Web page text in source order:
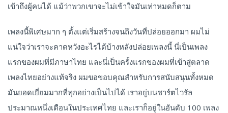
เข้าถึงผู้คนได้ แม้ว่าพวกเขาจะไม่เข้าใจมันเท่าหมดก็ตาม
เพลงนี้พิเศษมาก ๆ ตั้งแต่เริ่มสร้างจนถึงวันที่ปล่อยออกมา ผมไม่
แน่ใจว่าเราจะคาดหวังอะไรได้บ้างหลังปล่อยเพลงนี้ นี่เป็นเพลง
แรกของผมที่มีภาษาไทย และนี่เป็นครั้งแรกของผมที่เข้าสู่ตลาด
เพลงไทยอย่างแท้จริง ผมขอขอบคุณสำหรับการสนับสนุนทั้งหมด
มันยอดเยี่ยมมากที่ทุกอย่างเป็นไปได้ เราอยู่บนชาร์ตไวรัล
ประมาณหนึ่งเดือนในประเทศไทย และเราก็อยู่ในอันดับ 100 เพลง